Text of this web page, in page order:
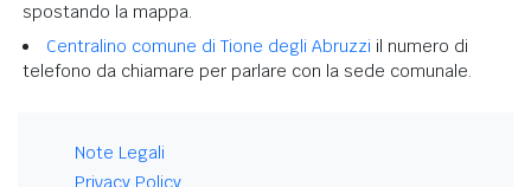
spostando la mappa.
Centralino comune di Tione degli Abruzzi il numero di
telefono da chiamare per parlare con la sede comunale.
Note Legali
Privacy Policy